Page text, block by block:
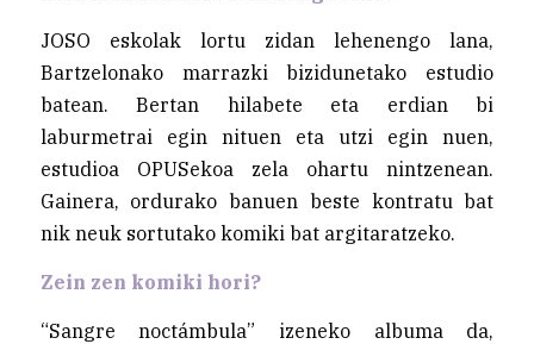
JOSO eskolak lortu zidan lehenengo lana,
Bartzelonako marrazki bizidunetako estudio
batean. Bertan hilabete eta erdian bi
laburmetrai egin nituen eta utzi egin nuen,
estudioa OPUSekoa zela ohartu nintzenean.
Gainera, ordurako banuen beste kontratu bat
nik neuk sortutako komiki bat argitaratzeko.
Zein zen komiki hori?
“Sangre noctámbula” izeneko albuma da,